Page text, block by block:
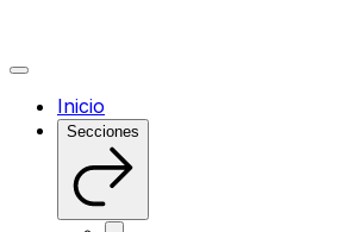
Inicio
Secciones